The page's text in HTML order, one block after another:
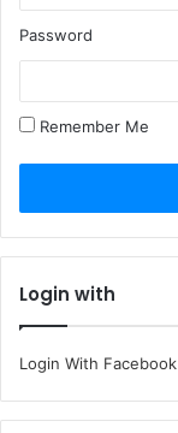
Password
Remember Me
Login with
Login With Facebook